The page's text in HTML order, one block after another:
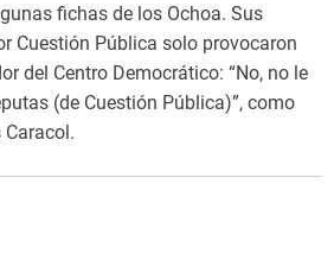
fichas de los Ochoa. Sus
Cuestión Pública solo provocaron
del Centro Democrático: “No, no le
(de Cuestión Pública)”, como